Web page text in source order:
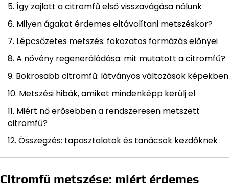
Így zajlott a citromfű első visszavágása nálunk
Milyen ágakat érdemes eltávolítani metszéskor?
Lépcsőzetes metszés: fokozatos formázás előnyei
A növény regenerálódása: mit mutatott a citromfű?
Bokrosabb citromfű: látványos változások képekben
Metszési hibák, amiket mindenképp kerülj el
Miért nő erősebben a rendszeresen metszett
citromfű?
Összegzés: tapasztalatok és tanácsok kezdőknek
Citromfű metszése: miért érdemes